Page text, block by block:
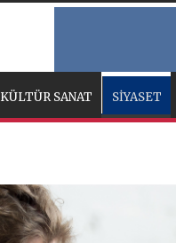
KÜLTÜR SANAT SİYASET